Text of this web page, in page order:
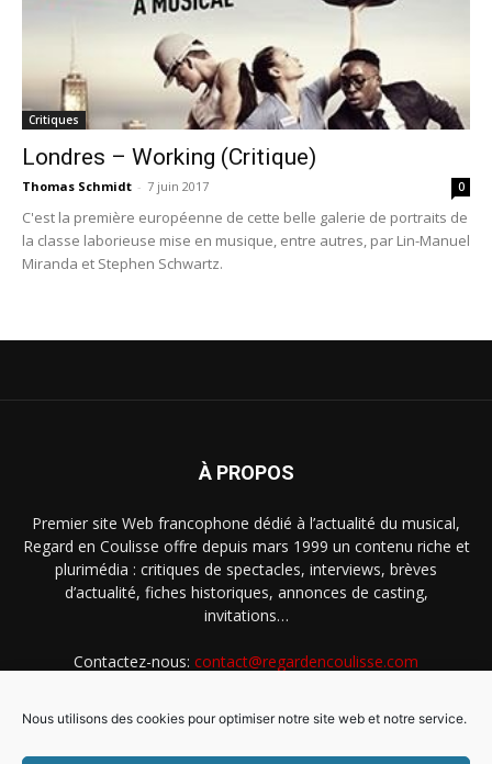
Nous utilisons des cookies pour optimiser notre site web et notre service.
Critiques
Londres – Working (Critique)
Thomas Schmidt - 7 juin 2017 0
C'est la première européenne de cette belle galerie de portraits de
la classe laborieuse mise en musique, entre autres, par Lin-Manuel
Miranda et Stephen Schwartz.
À PROPOS
Premier site Web francophone dédié à l’actualité du musical,
Regard en Coulisse offre depuis mars 1999 un contenu riche et
plurimédia : critiques de spectacles, interviews, brèves
d’actualité, fiches historiques, annonces de casting,
invitations…
Contactez-nous: contact@regardencoulisse.com